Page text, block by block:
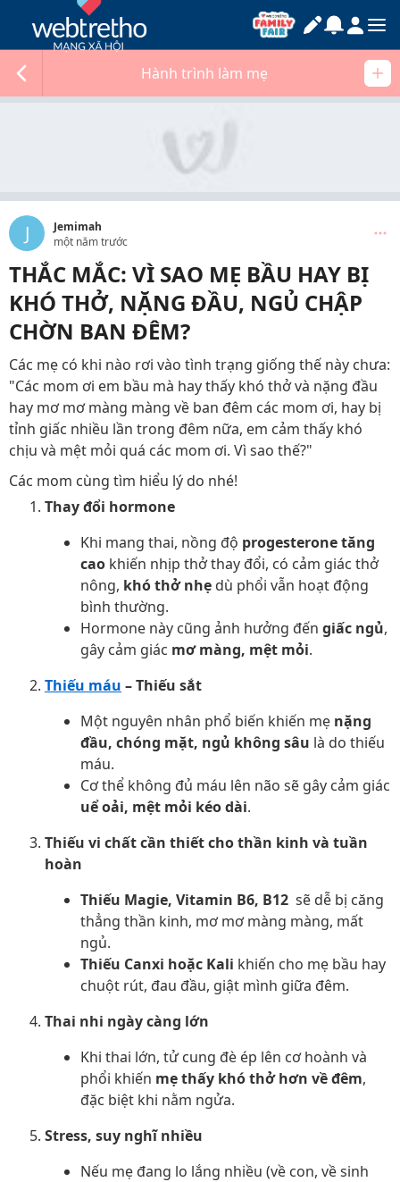
Hành trình làm mẹ
J
Jemimah
một năm trước
THẮC MẮC: VÌ SAO MẸ BẦU HAY BỊ
KHÓ THỞ, NẶNG ĐẦU, NGỦ CHẬP
CHỜN BAN ĐÊM?
Các mẹ có khi nào rơi vào tình trạng giống thế này chưa:
"Các mom ơi em bầu mà hay thấy khó thở và nặng đầu
hay mơ mơ màng màng về ban đêm các mom ơi, hay bị
tỉnh giấc nhiều lần trong đêm nữa, em cảm thấy khó
chịu và mệt mỏi quá các mom ơi. Vì sao thế?"
Các mom cùng tìm hiểu lý do nhé!
Thay đổi hormone
Khi mang thai, nồng độ progesterone tăng
cao khiến nhịp thở thay đổi, có cảm giác thở
nông, khó thở nhẹ dù phổi vẫn hoạt động
bình thường.
Hormone này cũng ảnh hưởng đến giấc ngủ,
gây cảm giác mơ màng, mệt mỏi.
Thiếu máu – Thiếu sắt
Một nguyên nhân phổ biến khiến mẹ nặng
đầu, chóng mặt, ngủ không sâu là do thiếu
máu.
Cơ thể không đủ máu lên não sẽ gây cảm giác
uể oải, mệt mỏi kéo dài.
Thiếu vi chất cần thiết cho thần kinh và tuần
hoàn
Thiếu Magie, Vitamin B6, B12 sẽ dễ bị căng
thẳng thần kinh, mơ mơ màng màng, mất
ngủ.
Thiếu Canxi hoặc Kali khiến cho mẹ bầu hay
chuột rút, đau đầu, giật mình giữa đêm.
Thai nhi ngày càng lớn
Khi thai lớn, tử cung đè ép lên cơ hoành và
phổi khiến mẹ thấy khó thở hơn về đêm,
đặc biệt khi nằm ngửa.
Stress, suy nghĩ nhiều
Nếu mẹ đang lo lắng nhiều (về con, về sinh